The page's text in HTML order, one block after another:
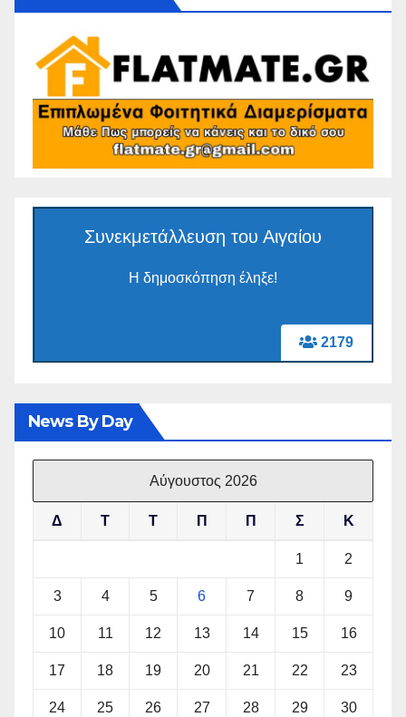
2179
Συνεκμετάλλευση του Αιγαίου
Η δημοσκόπηση έληξε!
News By Day
Αύγουστος 2026
Δ Τ Τ Π Π Σ Κ
1 2
3 4 5 6 7 8 9
10 11 12 13 14 15 16
17 18 19 20 21 22 23
24 25 26 27 28 29 30